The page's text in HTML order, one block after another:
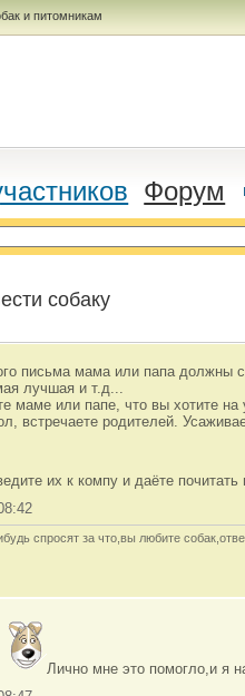
и питомникам
Форум
собаку
письма мама или папа должны
лучшая и т.д...
маме или папе, что вы хотите
встречаете родителей.
их к компу и даёте
спросят за что,вы любите
Лично мне это помогло,и я